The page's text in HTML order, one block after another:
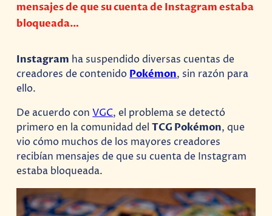
mensajes de que su cuenta de Instagram estaba
bloqueada…
Instagram ha suspendido diversas cuentas de
creadores de contenido Pokémon, sin razón para
ello.
De acuerdo conVGC, el problema se detectó
primero en la comunidad delTCG Pokémon, que
vio cómo muchos de los mayores creadores
recibían mensajes de que su cuenta de Instagram
estaba bloqueada.